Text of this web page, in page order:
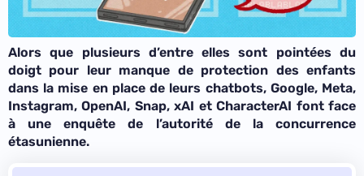
Alors que plusieurs d’entre elles sont pointées du
doigt pour leur manque de protection des enfants
dans la mise en place de leurs chatbots, Google, Meta,
Instagram, OpenAI, Snap, xAI et CharacterAI font face
à une enquête de l’autorité de la concurrence
étasunienne.